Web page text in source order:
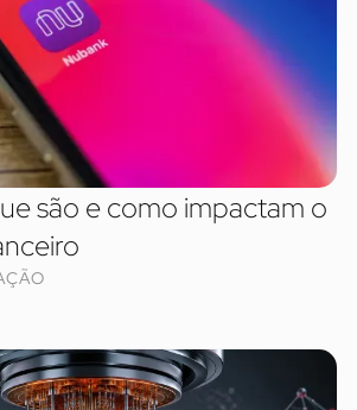
são e como impactam o